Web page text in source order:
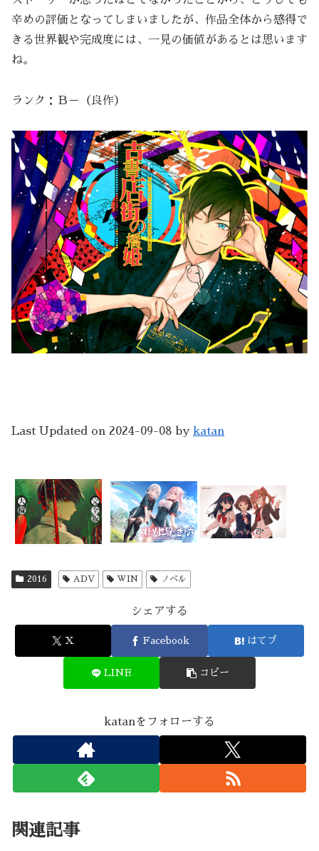
辛めの評価となってしまいましたが、作品全体から感得で
きる世界観や完成度には、一見の価値があるとは思います
ね。
ランク：Ｂ－（良作）
Last Updated on 2024-09-08 by katan
2016 ADV WIN ノベル
シェアする
X Facebook はてブ
LINE コピー
katanをフォローする
関連記事